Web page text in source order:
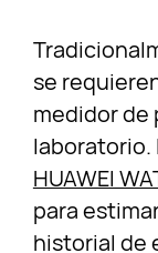
se
medidor de
laboratorio.
HUAWEI
para
historial de